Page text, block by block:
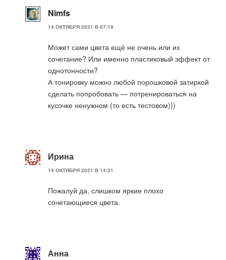
Nimfs
14 ОКТЯБРЯ 2021 В 07:19
Может сами цвета ещё не очень или их
сочетание? Или именно пластиковый эффект от
однотонности?
А тонировку можно любой порошковой затиркой
сделать попробовать — потренироваться на
кусочке ненужном (то есть тестовом)))
Ирина
14 ОКТЯБРЯ 2021 В 14:31
Пожалуй да, слишком яркие плохо
сочетающиеся цвета.
Анна